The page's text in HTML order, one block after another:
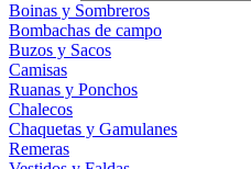
Boinas y Sombreros
Bombachas de campo
Buzos y Sacos
Camisas
Ruanas y Ponchos
Chalecos
Chaquetas y Gamulanes
Remeras